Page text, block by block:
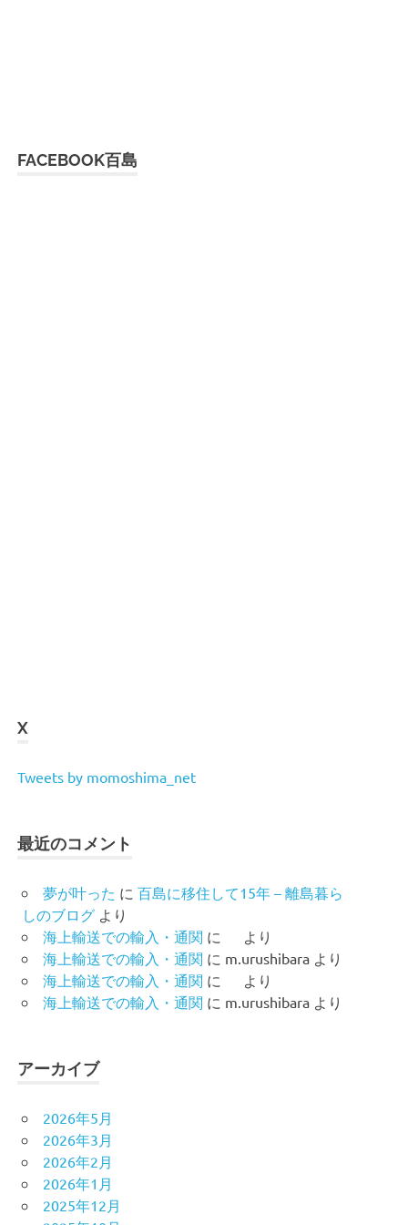
FACEBOOK百島
X
Tweets by momoshima_net
最近のコメント
夢が叶った に 百島に移住して15年 – 離島暮ら
しのブログ より
海上輸送での輸入・通関 に
より
海上輸送での輸入・通関 に m.urushibara より
海上輸送での輸入・通関 に
より
海上輸送での輸入・通関 に m.urushibara より
アーカイブ
2026年5月
2026年3月
2026年2月
2026年1月
2025年12月